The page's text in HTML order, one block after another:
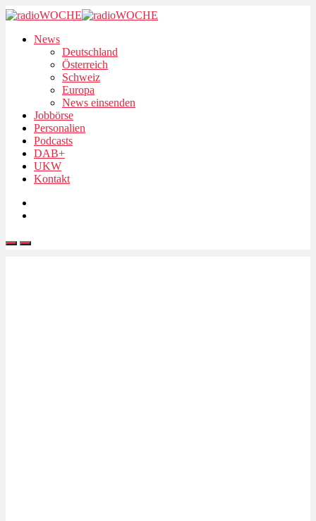
News
Deutschland
Österreich
Schweiz
Europa
News einsenden
Jobbörse
Personalien
Podcasts
DAB+
UKW
Kontakt